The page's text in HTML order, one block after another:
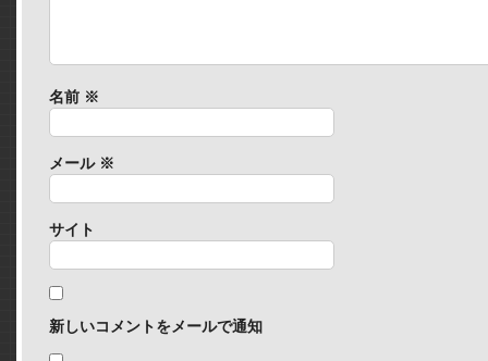
名前 ※
メール ※
サイト
新しいコメントをメールで通知